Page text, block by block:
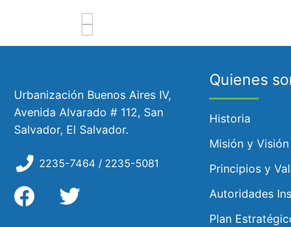
Urbanización Buenos Aires IV,
Avenida Alvarado # 112, San
Salvador, El Salvador.
2235-7464 / 2235-5081
Quienes
Historia
Misión y Visión
Principios y
Autoridades
Plan